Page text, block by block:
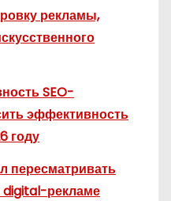
рекламы,
SEO-
эффективность
году
пересматривать
digital-рекламе